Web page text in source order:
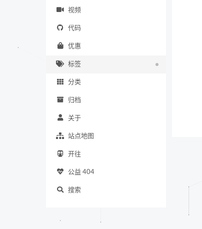
视频
代码
优惠
标签
分类
归档
关于
站点地图
开往
公益 404
搜索